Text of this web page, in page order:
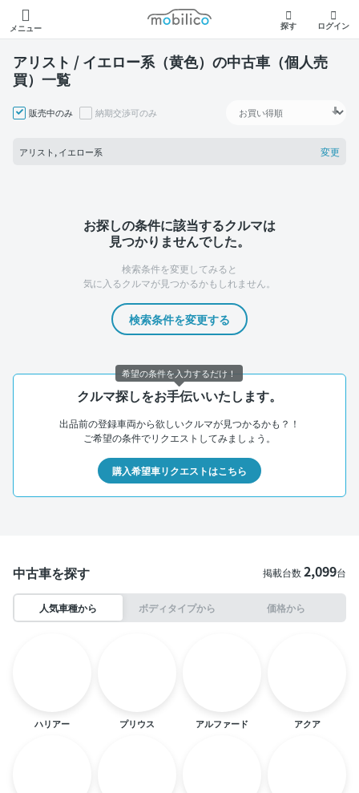
メニュー
モビリコ
探す ログイン
アリスト / イエロー系（黄色）の中古車（個人売
買）一覧
販売中のみ 納期交渉可のみ
アリスト, イエロー系 変更
お探しの条件に該当するクルマは
見つかりませんでした。
検索条件を変更してみると
気に入るクルマが見つかるかもしれません。
検索条件を変更する
クルマ探しをお手伝いいたします。
出品前の登録車両から欲しいクルマが見つかるかも？！
ご希望の条件でリクエストしてみましょう。
購入希望車リクエストはこちら
中古車を探す 掲載台数2,099台
人気車種から ボディタイプから 価格から
ハリアー プリウス アルファード アクア
希望の条件を入力するだけ！